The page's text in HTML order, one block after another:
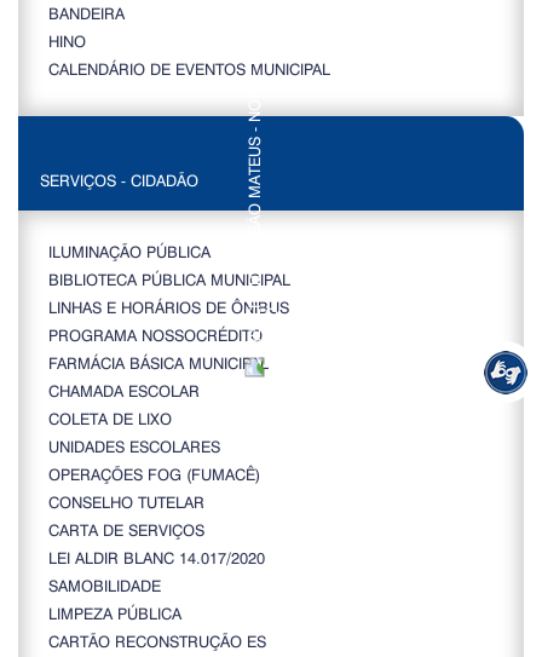
BANDEIRA
HINO
CALENDÁRIO DE EVENTOS MUNICIPAL
SERVIÇOS - CIDADÃO
ILUMINAÇÃO PÚBLICA
BIBLIOTECA PÚBLICA MUNICIPAL
LINHAS E HORÁRIOS DE ÔNIBUS
PROGRAMA NOSSOCRÉDITO
FARMÁCIA BÁSICA MUNICIPAL
CHAMADA ESCOLAR
COLETA DE LIXO
UNIDADES ESCOLARES
OPERAÇÕES FOG (FUMACÊ)
CONSELHO TUTELAR
CARTA DE SERVIÇOS
LEI ALDIR BLANC 14.017/2020
SAMOBILIDADE
LIMPEZA PÚBLICA
CARTÃO RECONSTRUÇÃO ES